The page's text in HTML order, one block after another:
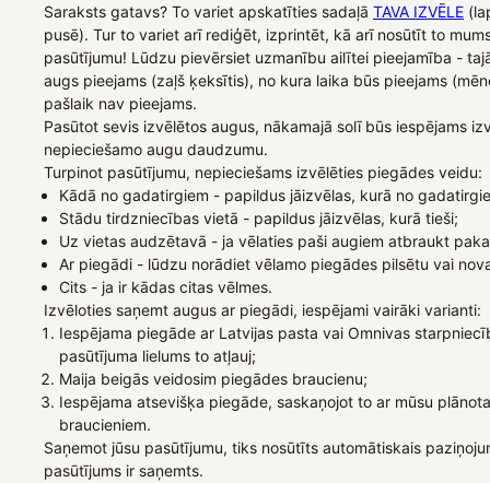
Saraksts gatavs? To variet apskatīties sadaļā TAVA IZVĒLE
pusē). Tur to variet arī rediģēt, izprintēt, kā arī nosūtīt to
pasūtījumu! Lūdzu pievērsiet uzmanību ailītei pieejamība -
augs pieejams (zaļš ķeksītis), no kura laika būs pieejams
pašlaik nav pieejams.
Pasūtot sevis izvēlētos augus, nākamajā solī būs iespējams
nepieciešamo augu daudzumu.
Turpinot pasūtījumu, nepieciešams izvēlēties piegādes veidu:
Kādā no gadatirgiem - papildus jāizvēlas, kurā no
Stādu tirdzniecības vietā - papildus jāizvēlas, kurā tieši;
Uz vietas audzētavā - ja vēlaties paši augiem atbraukt
Ar piegādi - lūdzu norādiet vēlamo piegādes pilsētu vai
Cits - ja ir kādas citas vēlmes.
Izvēloties saņemt augus ar piegādi, iespējami vairāki varianti:
Iespējama piegāde ar Latvijas pasta vai Omnivas
pasūtījuma lielums to atļauj;
Maija beigās veidosim piegādes braucienu;
Iespējama atsevišķa piegāde, saskaņojot to ar mūsu
braucieniem.
Saņemot jūsu pasūtījumu, tiks nosūtīts automātiskais
pasūtījums ir saņemts.